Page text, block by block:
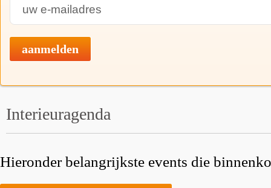
aanmelden
Interieuragenda
Hieronder belangrijkste events die